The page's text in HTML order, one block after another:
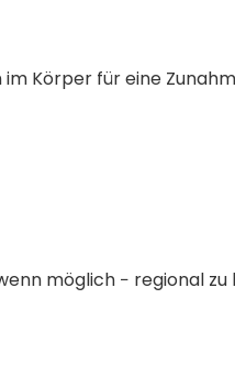
Körper für eine
möglich − regional